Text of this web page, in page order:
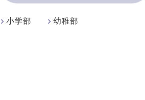
小学部 幼稚部